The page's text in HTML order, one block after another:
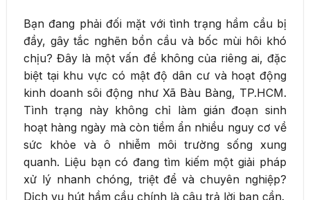
Bạn đang phải đối mặt với tình trạng hầm cầu bị
đầy, gây tắc nghẽn bồn cầu và bốc mùi hôi khó
chịu? Đây là một vấn đề không của riêng ai, đặc
biệt tại khu vực có mật độ dân cư và hoạt động
kinh doanh sôi động như Xã Bàu Bàng, TP.HCM.
Tình trạng này không chỉ làm gián đoạn sinh
hoạt hàng ngày mà còn tiềm ẩn nhiều nguy cơ về
sức khỏe và ô nhiễm môi trường sống xung
quanh. Liệu bạn có đang tìm kiếm một giải pháp
xử lý nhanh chóng, triệt để và chuyên nghiệp?
Dịch vụ hút hầm cầu chính là câu trả lời bạn cần.